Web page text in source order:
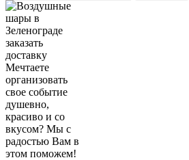
Мечтаете
организовать
свое событие
душевно,
красиво и со
вкусом? Мы с
радостью Вам в
этом поможем!